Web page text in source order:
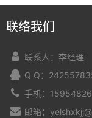
联络我们
联系人：李经理
Q Q：
手机：
邮箱：